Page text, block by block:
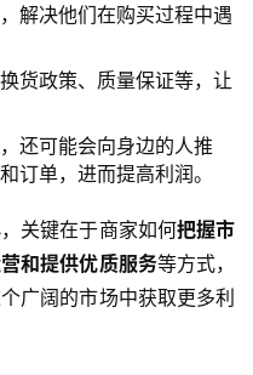
解决他们在购买过程中遇
货政策、质量保证等，让
还可能会向身边的人推
订单，进而提高利润。
关键在于商家如何把握市
和提供优质服务等方式，
广阔的市场中获取更多利